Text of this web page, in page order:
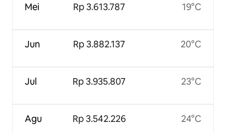
Mei
Jun
Jul
Agu
Rp 3.613.787
Rp 3.882.137
Rp 3.935.807
Rp 3.542.226
19°C
20°C
23°C
24°C